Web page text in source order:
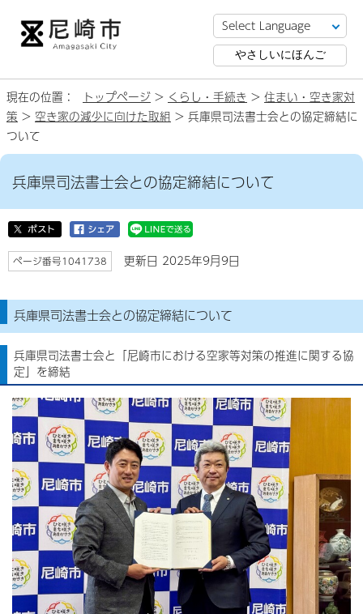
やさしいにほんご
現在の位置： トップページ > くらし・手続き > 住まい・空き家対
策 > 空き家の減少に向けた取組 > 兵庫県司法書士会との協定締結に
ついて
兵庫県司法書士会との協定締結について
ページ番号1041738 更新日 2025年9月9日
兵庫県司法書士会との協定締結について
兵庫県司法書士会と「尼崎市における空家等対策の推進に関する協
定」を締結